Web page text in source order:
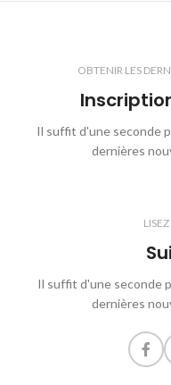
OBTENIR LES
Il suffit d'une seconde
dernières
Il suffit d'une seconde
dernières